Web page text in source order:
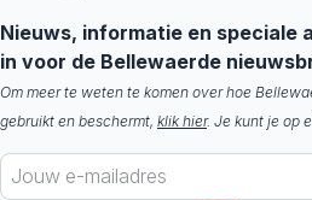
Nieuws, informatie en speciale
in voor de Bellewaerde
Om meer te weten te komen over hoe
gebruikt en beschermt, klik hier. Je kunt je op